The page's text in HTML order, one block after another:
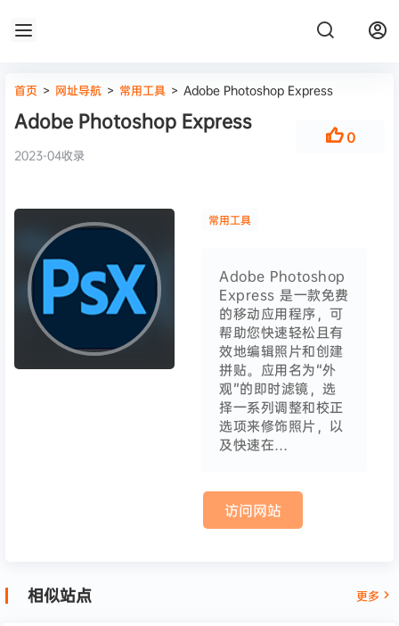
首页 > 网址导航 > 常用工具 > Adobe Photoshop Express
Adobe Photoshop Express
2023-04收录
0
常用工具
Adobe Photoshop
Express 是一款免费
的移动应用程序，可
帮助您快速轻松且有
效地编辑照片和创建
拼贴。应用名为“外
观”的即时滤镜，选
择一系列调整和校正
选项来修饰照片，以
及快速在…
访问网站
相似站点 更多